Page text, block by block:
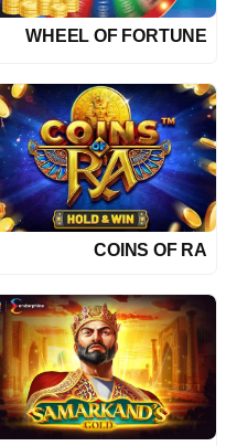
WHEEL OF FORTUNE
COINS OF RA